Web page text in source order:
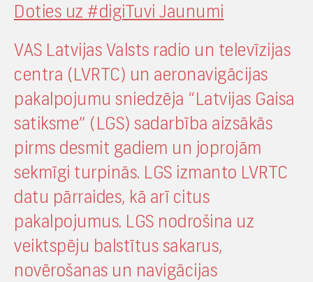
Doties uz #digiTuvi Jaunumi
VAS Latvijas Valsts radio un televīzijas
centra (LVRTC) un aeronavigācijas
pakalpojumu sniedzēja “Latvijas Gaisa
satiksme” (LGS) sadarbība aizsākās
pirms desmit gadiem un joprojām
sekmīgi turpinās. LGS izmanto LVRTC
datu pārraides, kā arī citus
pakalpojumus. LGS nodrošina uz
veiktspēju balstītus sakarus,
novērošanas un navigācijas